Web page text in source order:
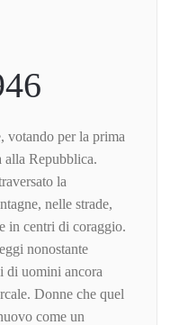
votando per la prima
alla Repubblica.
la
nelle strade,
in centri di coraggio.
nonostante
di uomini ancora
Donne che quel
come un